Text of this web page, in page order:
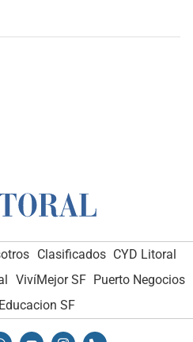
Clasificados CYD Litoral
VivíMejor SF Puerto Negocios
Educacion SF